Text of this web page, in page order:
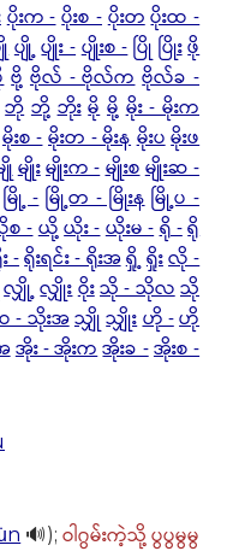
ပိုးက -ပိုးစ -ပိုးတပိုးထ -
ပျို့ ပျိုး -ပျိုးစ -ပြို ပြိုးဖို
ဗို့ ဗိုလ် - ဗိုလ်က ဗိုလ်ခ -
ဘို ဘို့ ဘိုး မို မို့ မိုး - မိုးက
မိုးစ -မိုးတ - မိုးနမိုးပမိုးဖ
မျိုးမျိုးက -မျိုးစမျိုးဆ -
မြို့ - မြို့တ - မြိုးန မြို့ပ -
-ယို့ယိုး -ယိုးမ -ရို -ရို
-ရိုးရင်း - ရိုးအရှို့ရှိုးလို -
လျှို့ လျှိုးဝိုးသို - သိုလသို
- သိုးအသျှို သျှိုးဟို -ဟို
အိုး - အိုးကအိုးခ -အိုးစ -
🔊); ဝါဂွမ်းကဲ့သို့ ပွပွမွမွ